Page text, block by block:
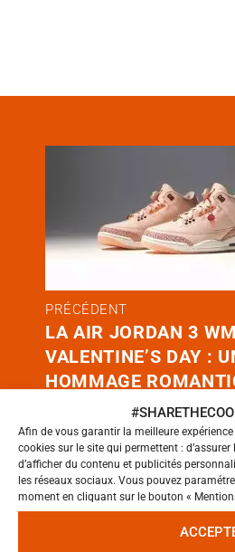
Afin de vous garantir la meilleure
cookies sur le site qui permettent :
d’afficher du contenu et publicités
les réseaux sociaux. Vous pouvez
moment en cliquant sur le bouton «
PRÉCÉDENT
LA AIR JORDAN 3
VALENTINE’S DAY :
HOMMAGE
SNEAKER CULTURE
LA TENDANCE QUI
EN 2025 : LE